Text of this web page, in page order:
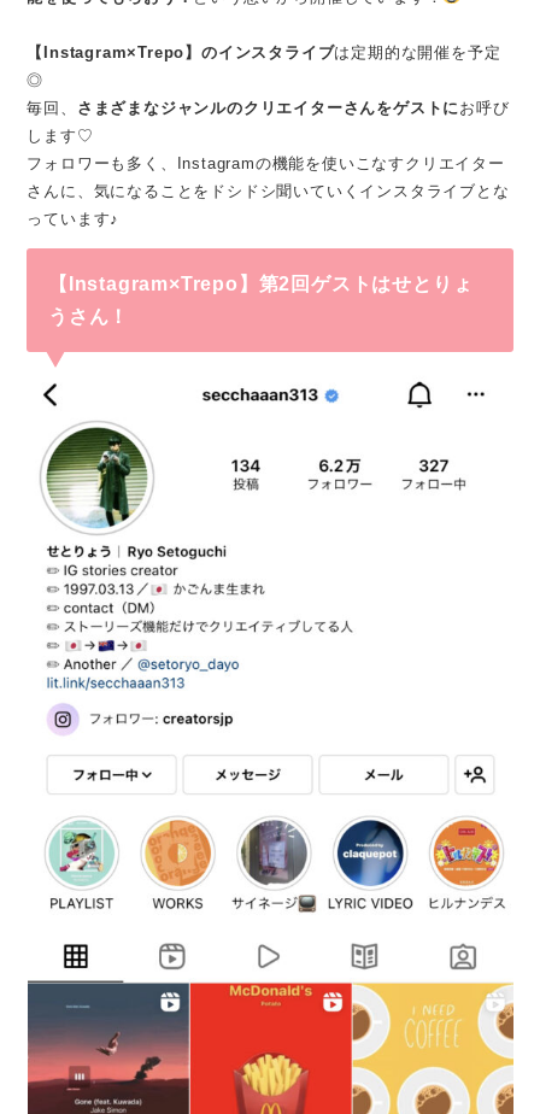
【Instagram×Trepo】のインスタライブは定期的な開催を予定
◎
毎回、 さまざまなジャンルのクリエイターさんをゲストにお呼び
します♡
フォロワーも多く、Instagramの機能を使いこなすクリエイター
さんに、気になることをドシドシ聞いていくインスタライブとな
っています♪
【Instagram×Trepo】第2回ゲストはせとりょ
うさん！